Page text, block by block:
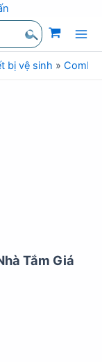
bị vệ sinh » Combo
Tắm Giá